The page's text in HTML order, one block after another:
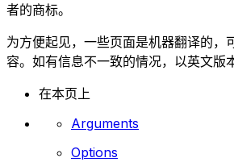
者的商标。
为方便起见，一些页面是机器翻译的，
容。如有信息不一致的情况，以英文版
在本页上
Arguments
Options